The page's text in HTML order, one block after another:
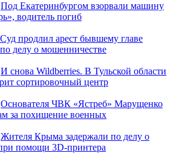
Под Екатеринбургом взорвали машину
водитель погиб
Суд продлил арест бывшему главе
делу о мошенничестве
И снова Wildberries. В Тульской области
сортировочный центр
Основателя ЧВК «Ястреб» Марущенко
за похищение военных
Жителя Крыма задержали по делу о
помощи 3D‑принтера